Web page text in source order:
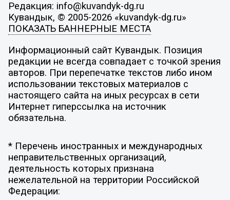
Редакция: info@kuvandyk-dg.ru
Кувандык, © 2005-2026 «kuvandyk-dg.ru»
ПОКАЗАТЬ БАННЕРНЫЕ МЕСТА
Информационный сайт Кувандык. Позиция
редакции не всегда совпадает с точкой зрения
авторов. При перепечатке текстов либо ином
использовании текстовых материалов с
настоящего сайта на иных ресурсах в сети
Интернет гиперссылка на источник
обязательна.
* Перечень иностранных и международных
неправительственных организаций,
деятельность которых признана
нежелательной на территории Российской
Федерации: